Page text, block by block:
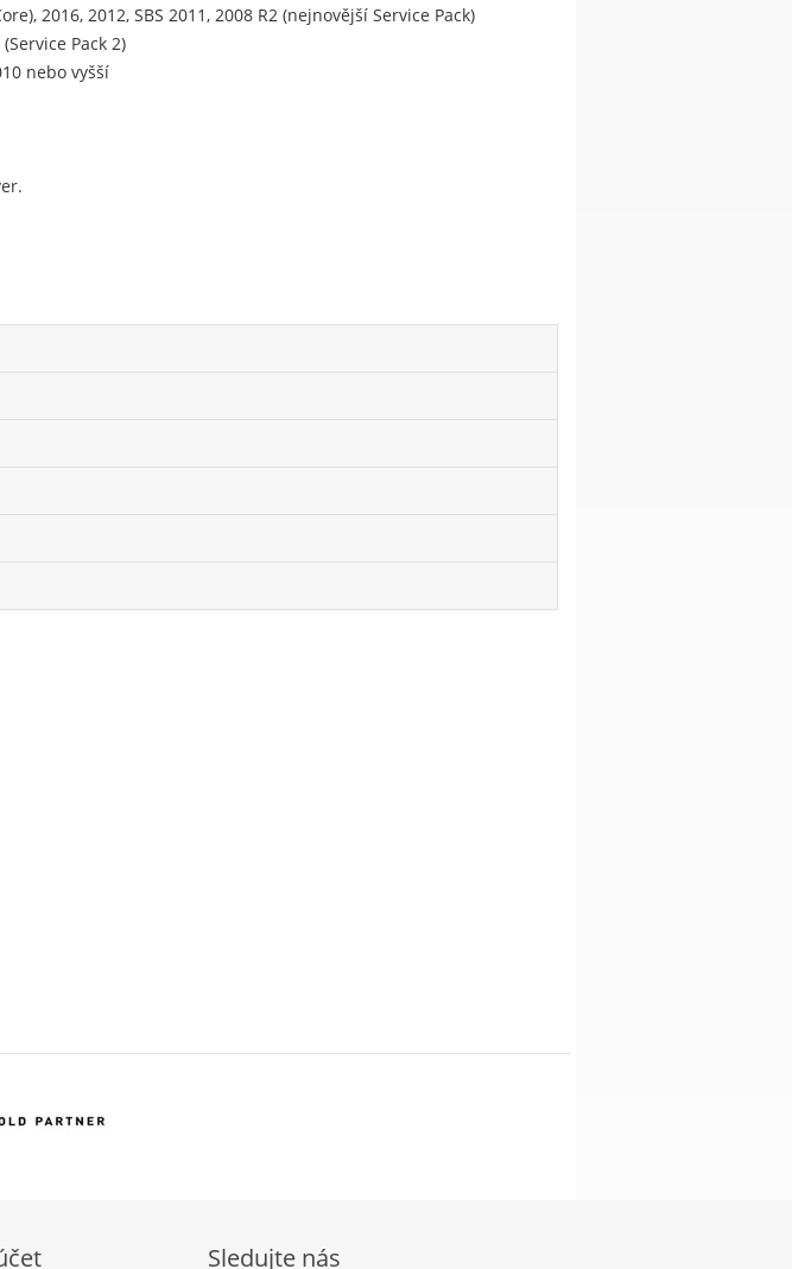
2016, 2012, SBS 2011, 2008 R2 (nejnovější Service Pack)
Pack 2)
nebo vyšší
Sledujte nás